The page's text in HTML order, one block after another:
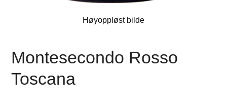
Høyoppløst bilde
Montesecondo Rosso
Toscana